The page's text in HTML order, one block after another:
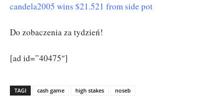
candela2005 wins $21.521 from side pot
Do zobaczenia za tydzień!
[ad id=”40475″]
TAGI cash game high stakes noseb